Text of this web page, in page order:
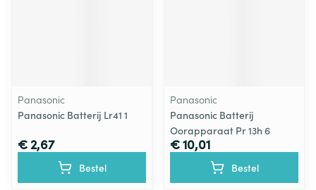
Panasonic
Panasonic Batterij Lr41 1
€ 2,67
Bestel
Panasonic
Panasonic Batterij
Oorapparaat Pr 13h 6
€ 10,01
Bestel